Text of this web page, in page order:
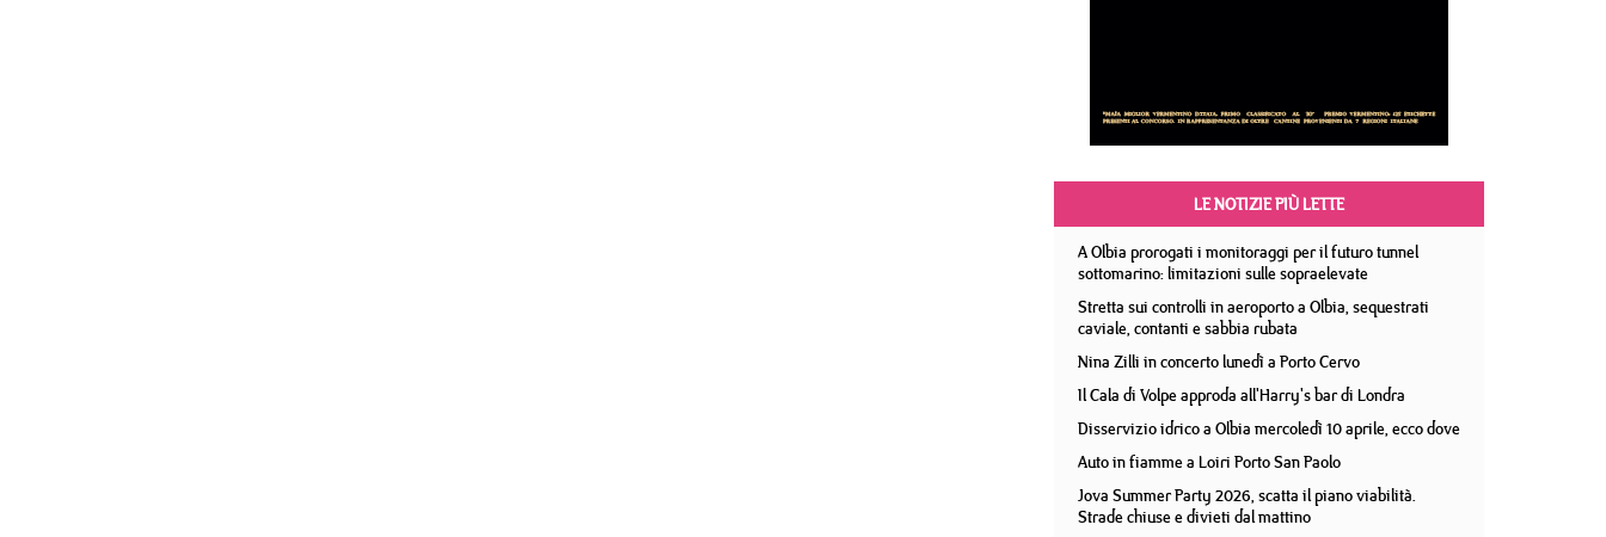
LE NOTIZIE PIÙ LETTE
A Olbia prorogati i monitoraggi per il futuro tunnel
sottomarino: limitazioni sulle sopraelevate
Stretta sui controlli in aeroporto a Olbia, sequestrati
caviale, contanti e sabbia rubata
Nina Zilli in concerto lunedì a Porto Cervo
Il Cala di Volpe approda all'Harry's bar di Londra
Disservizio idrico a Olbia mercoledì 10 aprile, ecco dove
Auto in fiamme a Loiri Porto San Paolo
Jova Summer Party 2026, scatta il piano viabilità.
Strade chiuse e divieti dal mattino